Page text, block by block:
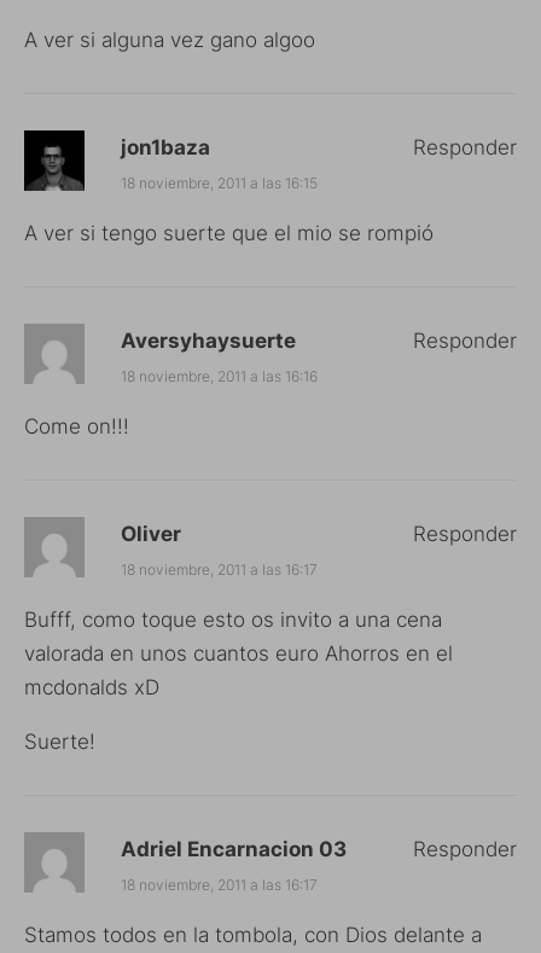
A ver si alguna vez gano algoo
jon1baza
18 noviembre, 2011 a las 16:15
A ver si tengo suerte que el mio se rompió
Responder
Aversyhaysuerte
18 noviembre, 2011 a las 16:16
Come on!!!
Responder
Oliver
18 noviembre, 2011 a las 16:17
Bufff, como toque esto os invito a una cena
valorada en unos cuantos euro Ahorros en el
mcdonalds xD
Suerte!
Responder
Adriel Encarnacion 03
18 noviembre, 2011 a las 16:17
Stamos todos en la tombola, con Dios delante a
Responder